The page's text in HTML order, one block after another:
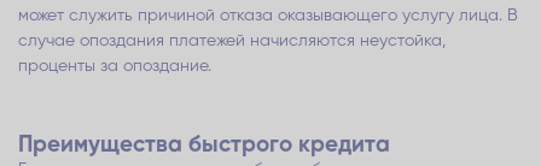
может служить причиной отказа оказывающего услугу лица. В
случае опоздания платежей начисляются неустойка,
проценты за опоздание.
Преимущества быстрого кредита